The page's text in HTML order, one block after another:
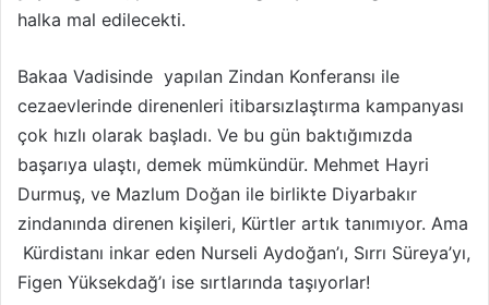
halka mal edilecekti.
Bakaa Vadisinde yapılan Zindan Konferansı ile
cezaevlerinde direnenleri itibarsızlaştırma kampanyası
çok hızlı olarak başladı. Ve bu gün baktığımızda
başarıya ulaştı, demek mümkündür. Mehmet Hayri
Durmuş, ve Mazlum Doğan ile birlikte Diyarbakır
zindanında direnen kişileri, Kürtler artık tanımıyor. Ama
Kürdistanı inkar eden Nurseli Aydoğan’ı, Sırrı Süreya’yı,
Figen Yüksekdağ’ı ise sırtlarında taşıyorlar!